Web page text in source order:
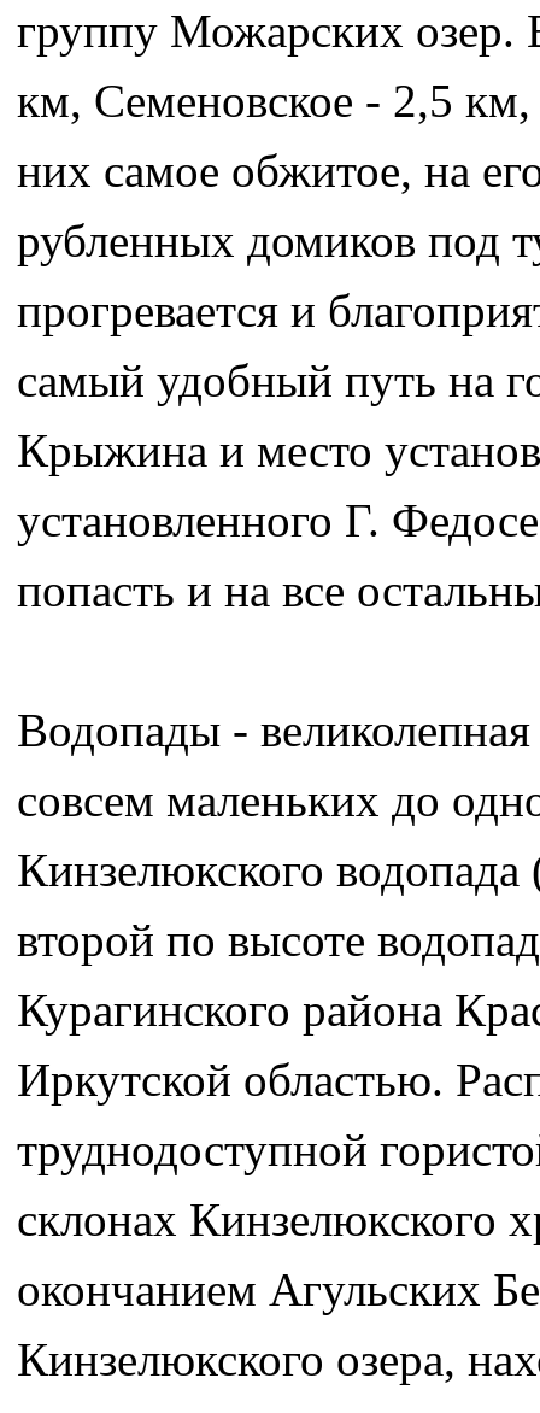
группу Можарских озер.
км, Семеновское - 2,5
них самое обжитое, на
рубленных домиков под
прогревается и
самый удобный путь на
Крыжина и место
установленного Г.
попасть и на все
Водопады -
совсем маленьких до
Кинзелюкского
второй по высоте
Курагинского района
Иркутской областью.
труднодоступной
склонах Кинзелюкского
окончанием Агульских
Кинзелюкского озера,